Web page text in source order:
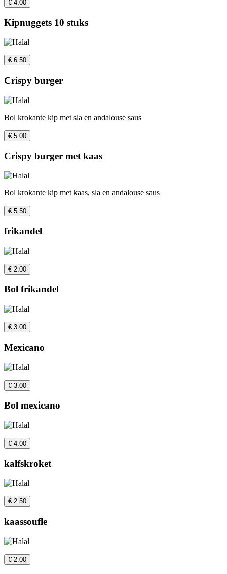
€ 4.00
Kipnuggets 10 stuks
€ 6.50
Crispy burger
Bol krokante kip met sla en andalouse saus
€ 5.00
Crispy burger met kaas
Bol krokante kip met kaas, sla en andalouse saus
€ 5.50
frikandel
€ 2.00
Bol frikandel
€ 3.00
Mexicano
€ 3.00
Bol mexicano
€ 4.00
kalfskroket
€ 2.50
kaassoufle
€ 2.00